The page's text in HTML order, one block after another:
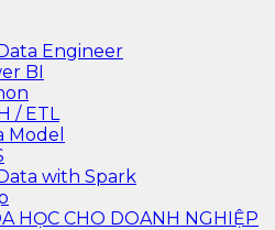
Engineer
BI
/ ETL
Model
with Spark
CHO DOANH NGHIỆP